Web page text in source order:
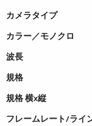
カメラタイプ
カラー／モノクロ
波長
規格
規格 横x縦
フレームレート/ライ